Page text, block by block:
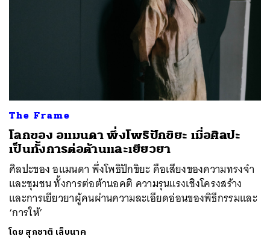
The Frame
โลกของ อแมนดา พึ่งโพธิปักขิยะ เมื่อศิลปะ
เป็นทั้งการต่อต้านและเยียวยา
ศิลปะของ อแมนดา พึ่งโพธิปักขิยะ คือเสียงของความทรงจำ
และชุมชน ทั้งการต่อต้านอคติ ความรุนแรงเชิงโครงสร้าง
และการเยียวยาผู้คนผ่านความละเอียดอ่อนของพิธีกรรมและ
‘การให้’
โดย สุภชาติ เล็บนาค